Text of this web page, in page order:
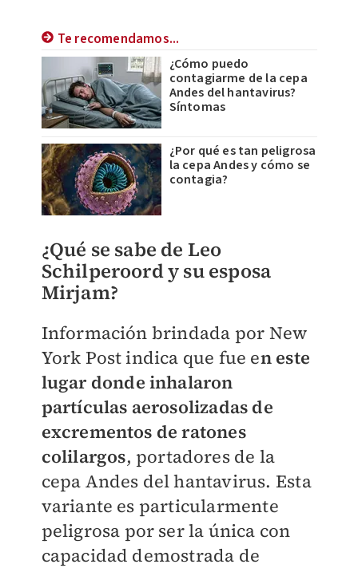
Te recomendamos...
¿Cómo puedo
contagiarme de la cepa
Andes del hantavirus?
Síntomas
¿Por qué es tan peligrosa
la cepa Andes y cómo se
contagia?
¿Qué se sabe de Leo
Schilperoord y su esposa
Mirjam?
Información brindada por New
York Post indica que fue en este
lugar donde inhalaron
partículas aerosolizadas de
excrementos de ratones
colilargos, portadores de la
cepa Andes del hantavirus. Esta
variante es particularmente
peligrosa por ser la única con
capacidad demostrada de